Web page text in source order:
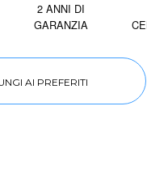
2 ANNI DI
GARANZIA
AI PREFERITI